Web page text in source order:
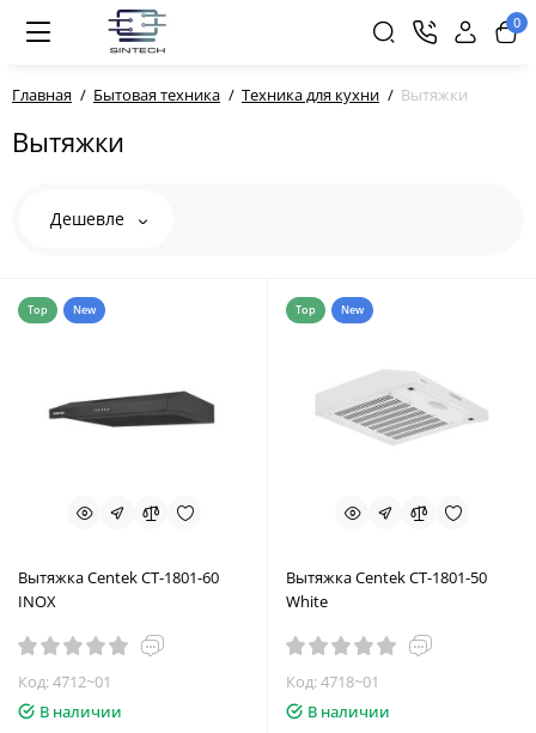
0
Главная Бытовая техника Техника для кухни Вытяжки
Вытяжки
Дешевле
Top New
Вытяжка Centek CT-1801-60
INOX
Код: 4712~01
В наличии
Top New
Вытяжка Centek CT-1801-50
White
Код: 4718~01
В наличии